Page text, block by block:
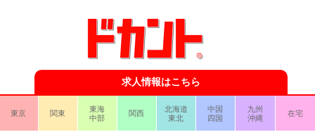
求人情報はこちら
東京 関東
東海
中部
関西
北海道
東北
中国
四国
九州
沖縄
在宅